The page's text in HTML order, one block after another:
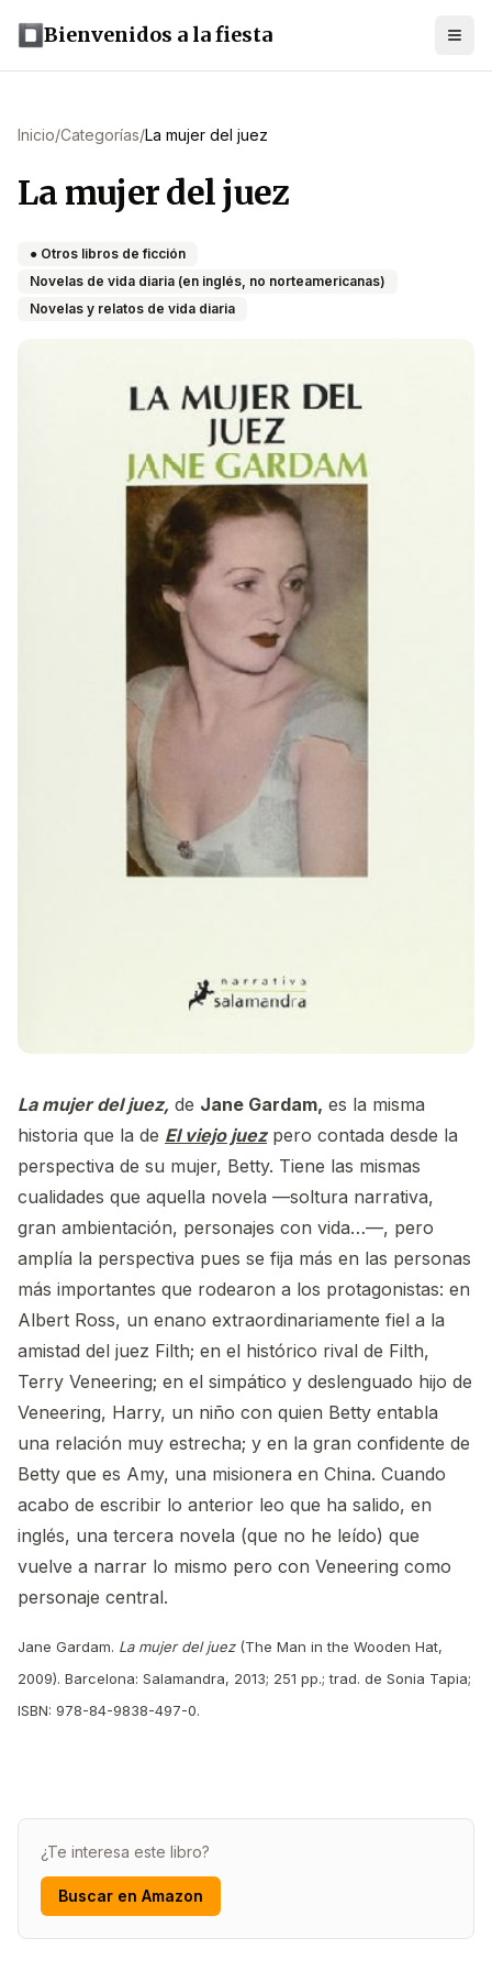
Bienvenidos a la fiesta
Inicio/Categorías/La mujer del juez
La mujer del juez
● Otros libros de ficción
Novelas de vida diaria (en inglés, no norteamericanas)
Novelas y relatos de vida diaria
La mujer del juez, de Jane Gardam, es la misma
historia que la de El viejo juezpero contada desde la
perspectiva de su mujer, Betty. Tiene las mismas
cualidades que aquella novela —soltura narrativa,
gran ambientación, personajes con vida…—, pero
amplía la perspectiva pues se fija más en las personas
más importantes que rodearon a los protagonistas: en
Albert Ross, un enano extraordinariamente fiel a la
amistad del juez Filth; en el histórico rival de Filth,
Terry Veneering; en el simpático y deslenguado hijo de
Veneering, Harry, un niño con quien Betty entabla
una relación muy estrecha; y en la gran confidente de
Betty que es Amy, una misionera en China. Cuando
acabo de escribir lo anterior leo que ha salido, en
inglés, una tercera novela (que no he leído) que
vuelve a narrar lo mismo pero con Veneering como
personaje central.
Jane Gardam. La mujer del juez(The Man in the Wooden Hat,
2009). Barcelona: Salamandra, 2013; 251 pp.; trad. de Sonia Tapia;
ISBN: 978-84-9838-497-0.
¿Te interesa este libro?
Buscar en Amazon